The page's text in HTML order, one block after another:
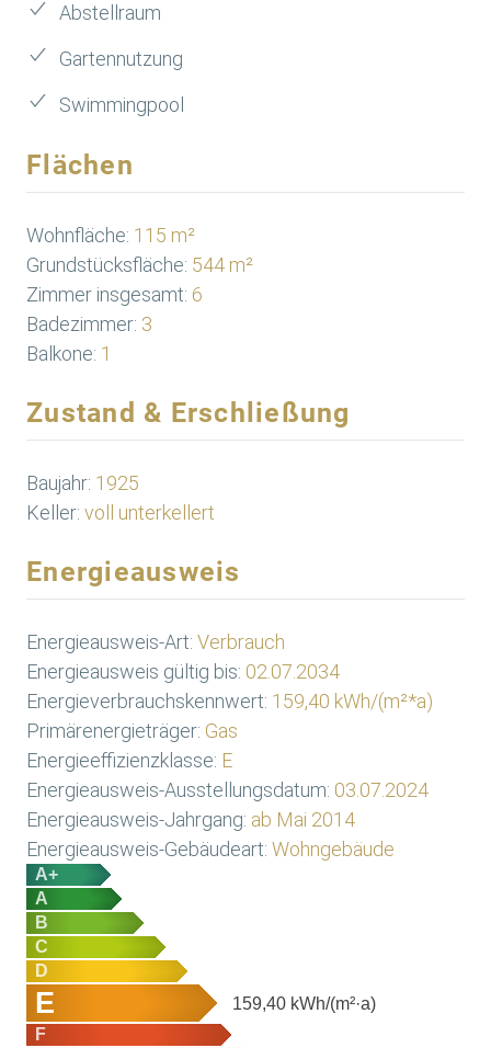
Abstellraum
Gartennutzung
Swimmingpool
Flächen
Wohnfläche: 115 m²
Grundstücksfläche: 544 m²
Zimmer insgesamt: 6
Badezimmer: 3
Balkone: 1
Zustand & Erschließung
Baujahr: 1925
Keller: voll unterkellert
Energieausweis
Energieausweis-Art: Verbrauch
Energieausweis gültig bis: 02.07.2034
Energieverbrauchskennwert: 159,40 kWh/(m²*a)
Primärenergieträger: Gas
Energieeffizienzklasse: E
Energieausweis-Ausstellungsdatum: 03.07.2024
Energieausweis-Jahrgang: ab Mai 2014
Energieausweis-Gebäudeart: Wohngebäude
A+
A
B
C
D
E 159,40 kWh/(m²·a)
F